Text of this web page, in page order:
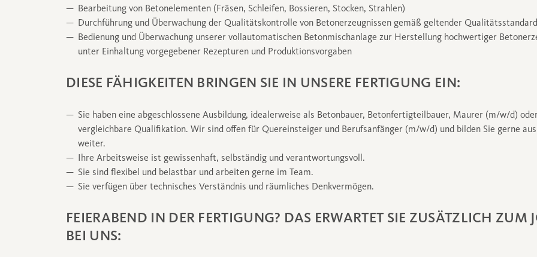
Bearbeitung von Betonelementen (Fräsen, Schleifen, Bossieren, Stocken, Strahlen)
Durchführung und Überwachung der Qualitätskontrolle von Betonerzeugnissen gemäß geltender
Bedienung und Überwachung unserer vollautomatischen Betonmischanlage zur Herstellung hochwertiger
unter Einhaltung vorgegebener Rezepturen und Produktionsvorgaben
DIESE FÄHIGKEITEN BRINGEN SIE IN UNSERE FERTIGUNG EIN:
Sie haben eine abgeschlossene Ausbildung, idealerweise als Betonbauer, Betonfertigteilbauer, Maurer (m/w/d)
vergleichbare Qualifikation. Wir sind offen für Quereinsteiger und Berufsanfänger (m/w/d) und bilden Sie gerne
weiter.
Ihre Arbeitsweise ist gewissenhaft, selbständig und verantwortungsvoll.
Sie sind flexibel und belastbar und arbeiten gerne im Team.
Sie verfügen über technisches Verständnis und räumliches Denkvermögen.
FEIERABEND IN DER FERTIGUNG? DAS ERWARTET SIE ZUSÄTZLICH ZUM
BEI UNS: